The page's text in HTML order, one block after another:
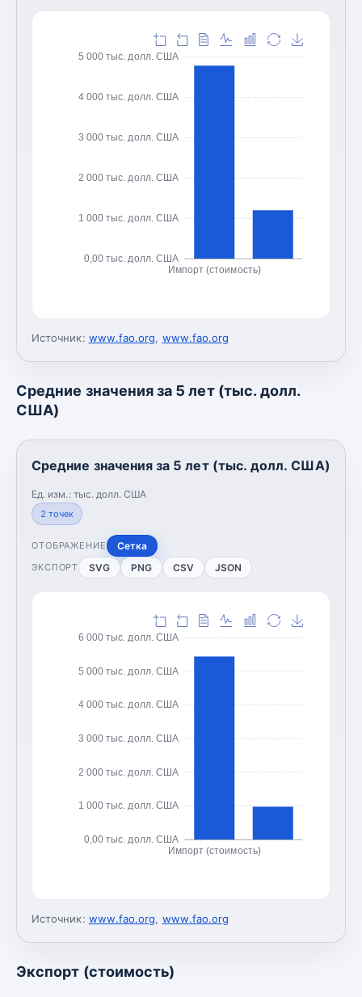
0,00 тыс. долл. США
1 000 тыс. долл. США
2 000 тыс. долл. США
3 000 тыс. долл. США
4 000 тыс. долл. США
5 000 тыс. долл. США
Импорт (стоимость)
Источник: www.fao.org, www.fao.org
Средние значения за 5 лет (тыс. долл.
США)
Средние значения за 5 лет (тыс. долл. США)
Ед. изм.: тыс. долл. США
2 точек
ОТОБРАЖЕНИЕ Сетка
ЭКСПОРТ SVG PNG CSV JSON
0,00 тыс. долл. США
1 000 тыс. долл. США
2 000 тыс. долл. США
3 000 тыс. долл. США
4 000 тыс. долл. США
5 000 тыс. долл. США
6 000 тыс. долл. США
Импорт (стоимость)
Источник: www.fao.org, www.fao.org
Экспорт (стоимость)